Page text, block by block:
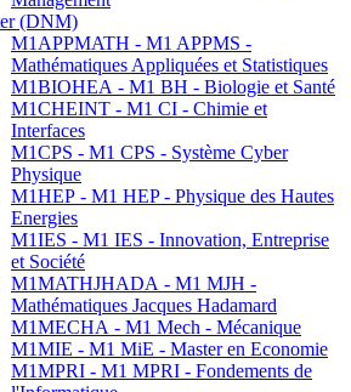
(DNM)
M1APPMATH - M1 APPMS -
Mathématiques Appliquées et Statistiques
M1BIOHEA - M1 BH - Biologie et Santé
M1CHEINT - M1 CI - Chimie et
Interfaces
M1CPS - M1 CPS - Système Cyber
Physique
M1HEP - M1 HEP - Physique des Hautes
Energies
M1IES - M1 IES - Innovation, Entreprise
et Société
M1MATHJHADA - M1 MJH -
Mathématiques Jacques Hadamard
M1MECHA - M1 Mech - Mécanique
M1MIE - M1 MiE - Master en Economie
M1MPRI - M1 MPRI - Fondements de